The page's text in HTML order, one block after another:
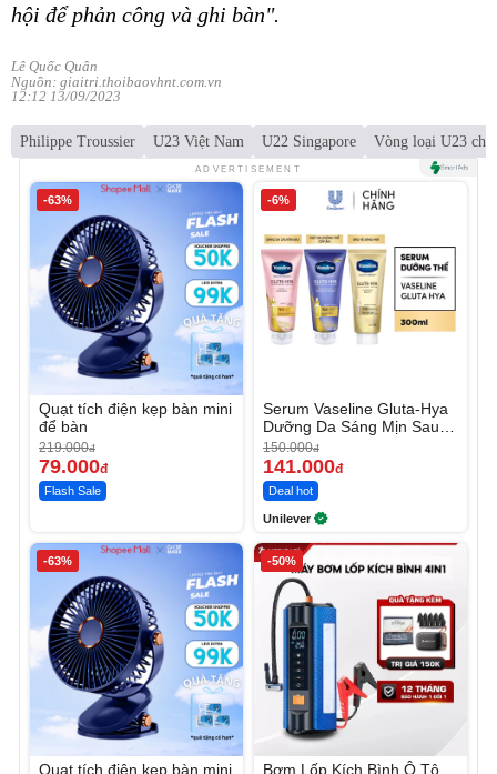
hội để phản công và ghi bàn".
Lê Quốc Quân
Nguồn: giaitri.thoibaovhnt.com.vn
12:12 13/09/2023
Philippe Troussier U23 Việt Nam U22 Singapore Vòng loại U23
ADVERTISEMENT
-63%
Quạt tích điện kẹp bàn mini
để bàn
219.000đ
79.000đ
Flash Sale
-6%
Serum Vaseline Gluta-Hya
Dưỡng Da Sáng Mịn Sau 7
Ngày
150.000đ
141.000đ
Deal hot
Unilever
-63%
Quạt tích điện kẹp bàn mini
-50%
Bơm Lốp Kích Bình Ô Tô